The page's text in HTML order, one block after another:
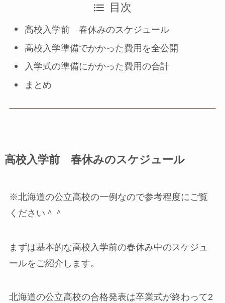
目次
高校入学前 春休みのスケジュール
高校入学準備でかかった費用を全公開
入学式の準備にかかった費用の合計
まとめ
高校入学前 春休みのスケジュール
※北海道の公立高校の一例なので参考程度にご覧
ください＾＾
まずは基本的な高校入学前の春休み中のスケジュ
ールをご紹介します。
北海道の公立高校の合格発表は卒業式が終わって2